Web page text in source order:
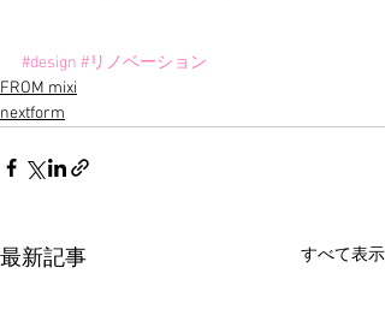
#design #リノベーション
FROM mixi
nextform
最新記事 すべて表示